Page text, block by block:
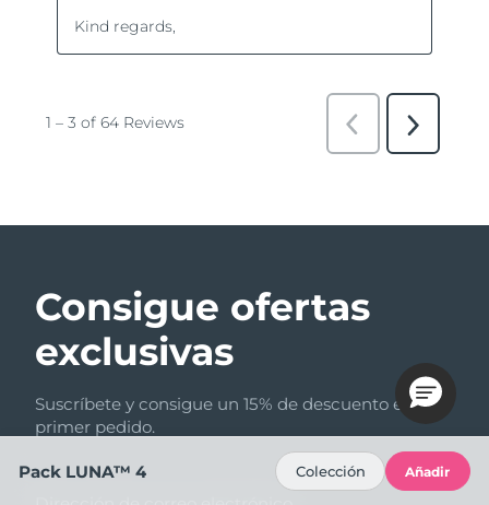
Consigue ofertas
exclusivas
Suscríbete y consigue un 15% de descuento en tu
primer pedido.
Pack LUNA™ 4 Colección Añadir